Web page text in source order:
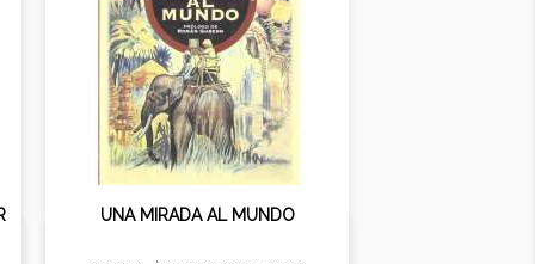
UNA MIRADA AL MUNDO